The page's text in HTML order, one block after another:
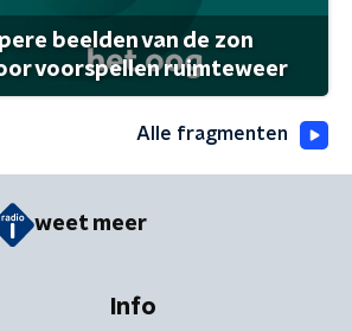
beelden van de zon
voorspellen ruimteweer
Alle fragmenten
weet meer
Info